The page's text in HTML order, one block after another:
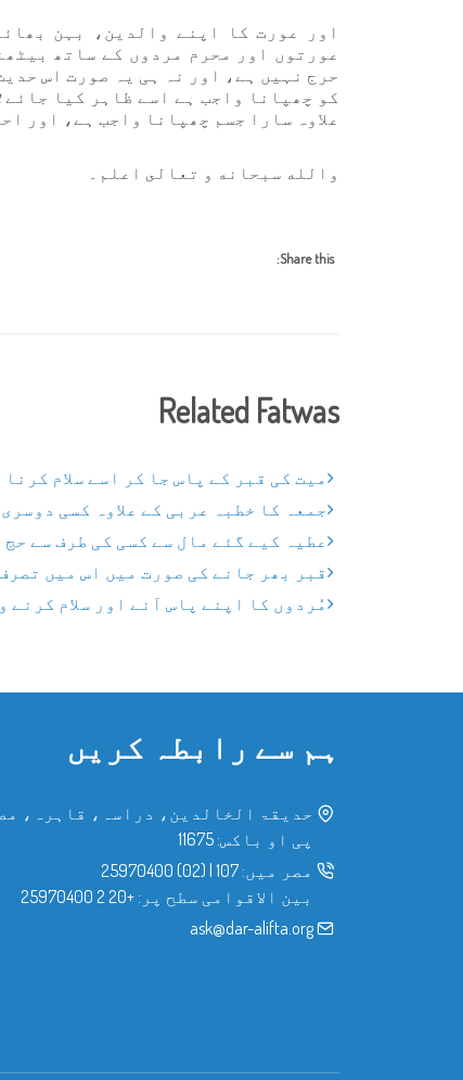
اور عورت کا اپنے والدین، بہن
عورتوں اور محرم مردوں کے ساتھ
حرج نہیں ہے، اور نہ ہی یہ صورت اس
کو چھپانا واجب ہے اسے ظاہر کیا
علاوہ سارا جسم چھپانا واجب ہے، اور
والله سبحانه و تعالى اعلم۔
Share this:
Related Fatwas
میت کی قبر کے پاس جا کر اسے سلام کرنا
جمعہ کا خطبہ عربی کے علاوہ کسی
عطیہ کیے گئے مال سے کسی کی طرف سے حج
قبر بھر جانے کی صورت میں اس میں
مُردوں کا اپنے پاس آنے اور سلام
ہم سے رابطہ کریں
حدیقۃ الخالدین، دراسہ، قاہرہ،
پی او باکس: 11675
مصر میں: 107
(02) 25970400
بین الاقوامی سطح پر: +20 2 25970400
ask@dar-alifta.org